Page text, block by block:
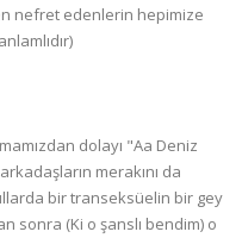
nefret edenlerin hepimize
dolayı "Aa Deniz
merakını da
bir transeksüelin bir gey
sonra (Ki o şanslı bendim) o